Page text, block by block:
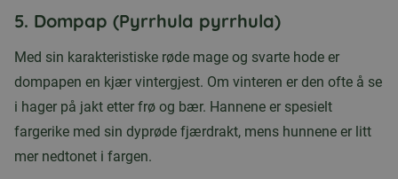
5. Dompap (Pyrrhula pyrrhula)
Med sin karakteristiske røde mage og svarte hode er
dompapen en kjær vintergjest. Om vinteren er den ofte å se
i hager på jakt etter frø og bær. Hannene er spesielt
fargerike med sin dyprøde fjærdrakt, mens hunnene er litt
mer nedtonet i fargen.